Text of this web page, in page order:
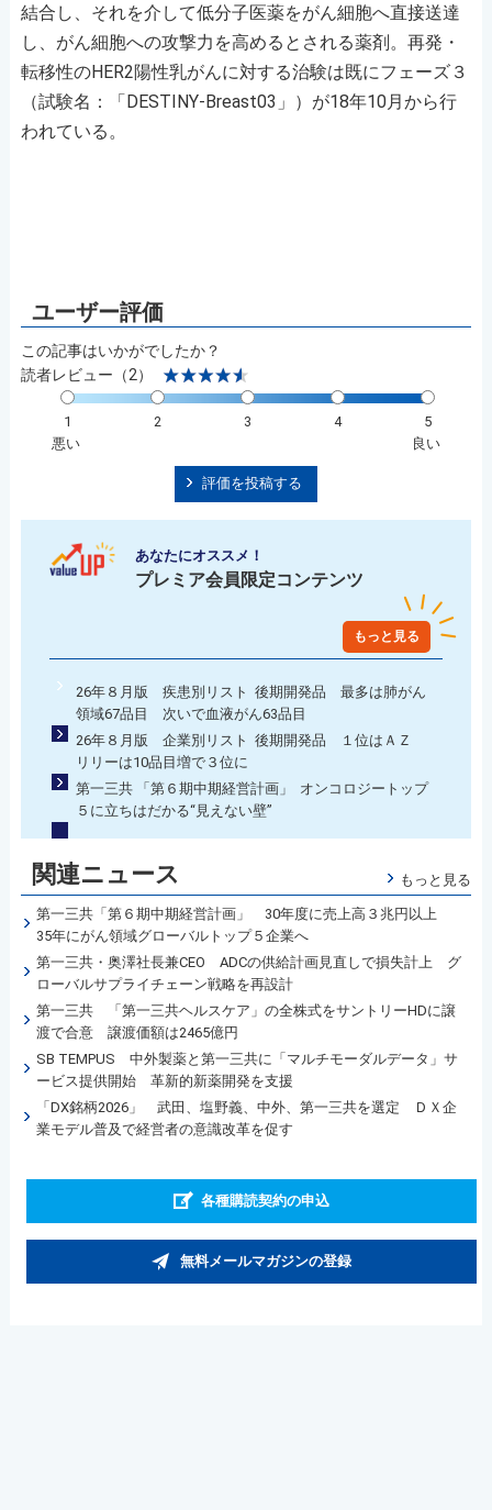
結合し、それを介して低分子医薬をがん細胞へ直接送達
し、がん細胞への攻撃力を高めるとされる薬剤。再発・
転移性のHER2陽性乳がんに対する治験は既にフェーズ３
（試験名：「DESTINY-Breast03」）が18年10月から行
われている。
この記事はいかがでしたか？
読者レビュー（2）
1 2 3 4
5
悪い
良い
評価を投稿する
あなたにオススメ！
プレミア会員限定コンテンツ
もっと見る
26年８月版 疾患別リスト 後期開発品 最多は肺がん
領域67品目 次いで血液がん63品目
26年８月版 企業別リスト 後期開発品 １位はＡＺ
リリーは10品目増で３位に
第一三共 「第６期中期経営計画」 オンコロジートップ
５に立ちはだかる“見えない壁”
関連ニュース もっと見る
第一三共「第６期中期経営計画」 30年度に売上高３兆円以上
35年にがん領域グローバルトップ５企業へ
第一三共・奥澤社長兼CEO ADCの供給計画見直しで損失計上 グ
ローバルサプライチェーン戦略を再設計
第一三共 「第一三共ヘルスケア」の全株式をサントリーHDに譲
渡で合意 譲渡価額は2465億円
SB TEMPUS 中外製薬と第一三共に「マルチモーダルデータ」サ
ービス提供開始 革新的新薬開発を支援
「DX銘柄2026」 武田、塩野義、中外、第一三共を選定 ＤＸ企
業モデル普及で経営者の意識改革を促す
各種購読契約の申込
無料メールマガジンの登録